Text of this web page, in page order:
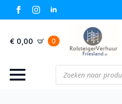
€ 0,00 0
Producten
zoeken